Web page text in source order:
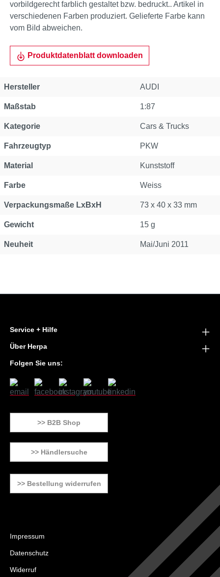
vorbildgerecht farblich gestaltet bzw. bedruckt.. Artikel in
verschiedenen Farben produziert. Gelieferte Farbe kann
vom Bild abweichen.
Produktdatenblatt downloaden
Hersteller AUDI
Maßstab 1:87
Kategorie Cars & Trucks
Fahrzeugtyp PKW
Material Kunststoff
Farbe Weiss
Verpackungsmaße LxBxH 73 x 40 x 33 mm
Gewicht 15 g
Neuheit Mai/Juni 2011
Service + Hilfe
Über Herpa
Folgen Sie uns:
>> B2B Shop
>> Händlersuche
>> Bestellung widerrufen
Impressum
Datenschutz
Widerruf